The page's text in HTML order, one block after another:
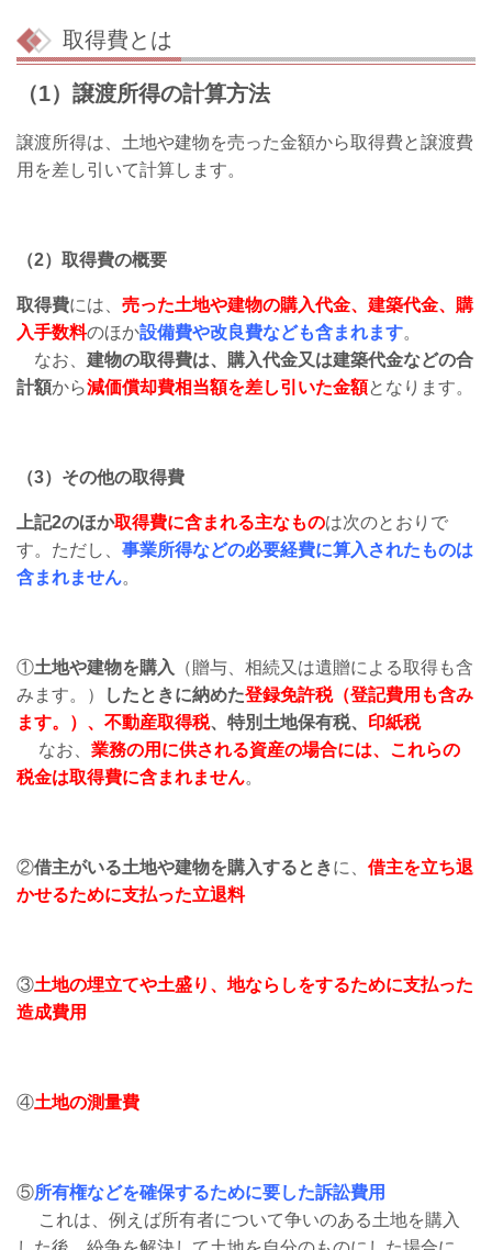
取得費とは
（1）譲渡所得の計算方法
譲渡所得は、土地や建物を売った金額から取得費と譲渡費
用を差し引いて計算します。
（2）取得費の概要
取得費には、 売った土地や建物の購入代金、建築代金、購
入手数料のほか設備費や改良費なども含まれます。
なお、 建物の取得費は、購入代金又は建築代金などの合
計額から減価償却費相当額を差し引いた金額となります。
（3）その他の取得費
上記2のほか取得費に含まれる主なものは次のとおりで
す。ただし、 事業所得などの必要経費に算入されたものは
含まれません。
①土地や建物を購入
（贈与、相続又は遺贈による取得も含
みます。）
したときに納めた登録免許税（登記費用も含み
ます。）、不動産取得税、特別土地保有税、 印紙税
なお、 業務の用に供される資産の場合には、これらの
税金は取得費に含まれません。
②借主がいる土地や建物を購入するときに、 借主を立ち退
かせるために支払った立退料
③土地の埋立てや土盛り、地ならしをするために支払った
造成費用
④土地の測量費
⑤所有権などを確保するために要した訴訟費用
これは、例えば所有者について争いのある土地を購入